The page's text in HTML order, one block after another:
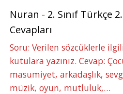
Nuran - 2. Sınıf Türkçe
Cevapları
Soru: Verilen sözcüklerle
kutulara yazınız. Cevap:
masumiyet, arkadaşlık,
müzik, oyun, mutluluk,…